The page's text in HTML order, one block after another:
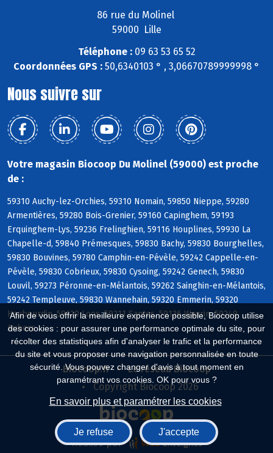
Afin de vous offrir la meilleure expérience possible, Biocoop utilise
des cookies : pour assurer une performance optimale du site, pour
récolter des statistiques afin d'analyser le trafic et la performance
du site et vous proposer une navigation personnalisée en toute
sécurité. Vous pouvez changer d'avis à tout moment en
paramétrant vos cookies. OK pour vous ?
En savoir plus et paramétrer les cookies
Je refuse J'accepte
86 rue du Molinel
59000 Lille
Téléphone :09 63 53 65 52
Coordonnées GPS : 50,6340103 ° , 3,06670789999998 °
Nous suivre sur
Votre magasin Biocoop Du Molinel (59000) est proche
de :
59310 Auchy-lez-Orchies, 59310 Nomain, 59850 Nieppe, 59280
Armentières, 59280 Bois-Grenier, 59160 Capinghem, 59193
Erquinghem-Lys, 59236 Frelinghien, 59116 Houplines, 59930 La
Chapelle-d, 59840 Prémesques, 59830 Bachy, 59830 Bourghelles,
59830 Bouvines, 59780 Camphin-en-Pévèle, 59242 Cappelle-en-
Pévèle, 59830 Cobrieux, 59830 Cysoing, 59242 Genech, 59830
Louvil, 59273 Péronne-en-Mélantois, 59262 Sainghin-en-Mélantois,
59242 Templeuve, 59830 Wannehain, 59320 Emmerin, 59320
Haubourdin, 59120 Loos, 59211 Santes, 59136 Wavrin, 59249
Aubers
Biocoop.fr
Le réseau Biocoop
Copyright Biocoop 2026
Réalisé par